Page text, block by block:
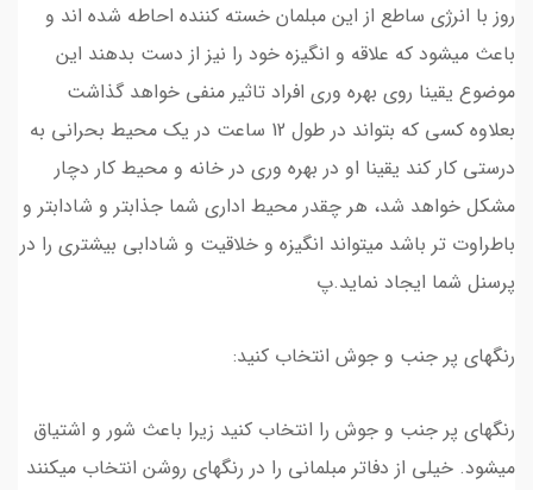
روز با انرژی ساطع از این مبلمان خسته کننده احاطه شده اند و
باعث میشود که علاقه و انگیزه خود را نیز از دست بدهند این
موضوع یقینا روی بهره وری افراد تاثیر منفی خواهد گذاشت
بعلاوه کسی که بتواند در طول 12 ساعت در یک محیط بحرانی به
درستی کار کند یقینا او در بهره وری در خانه و محیط کار دچار
مشکل خواهد شد، هر چقدر محیط اداری شما جذابتر و شادابتر و
باطراوت تر باشد میتواند انگیزه و خلاقیت و شادابی بیشتری را در
پرسنل شما ایجاد نماید.پ
رنگهای پر جنب و جوش انتخاب کنید:
رنگهای پر جنب و جوش را انتخاب کنید زیرا باعث شور و اشتیاق
میشود. خیلی از دفاتر مبلمانی را در رنگهای روشن انتخاب میکنند